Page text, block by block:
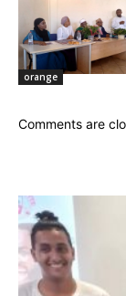
orange
Comments are